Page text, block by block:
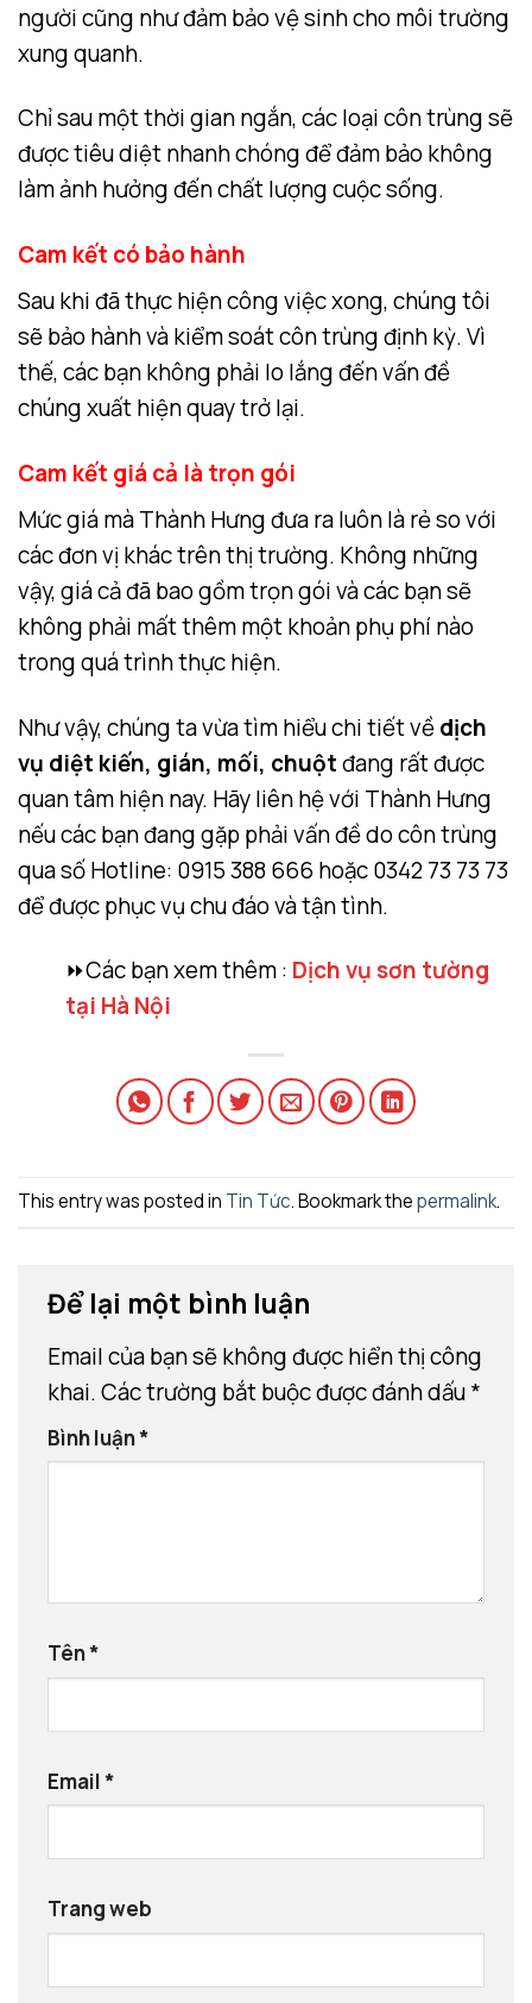
người cũng như đảm bảo vệ sinh cho môi trường
xung quanh.
Chỉ sau một thời gian ngắn, các loại côn trùng sẽ
được tiêu diệt nhanh chóng để đảm bảo không
làm ảnh hưởng đến chất lượng cuộc sống.
Cam kết có bảo hành
Sau khi đã thực hiện công việc xong, chúng tôi
sẽ bảo hành và kiểm soát côn trùng định kỳ. Vì
thế, các bạn không phải lo lắng đến vấn đề
chúng xuất hiện quay trở lại.
Cam kết giá cả là trọn gói
Mức giá mà Thành Hưng đưa ra luôn là rẻ so với
các đơn vị khác trên thị trường. Không những
vậy, giá cả đã bao gồm trọn gói và các bạn sẽ
không phải mất thêm một khoản phụ phí nào
trong quá trình thực hiện.
Như vậy, chúng ta vừa tìm hiểu chi tiết vềdịch
vụ diệt kiến, gián, mối, chuộtđang rất được
quan tâm hiện nay. Hãy liên hệ với Thành Hưng
nếu các bạn đang gặp phải vấn đề do côn trùng
qua số Hotline: 0915 388 666 hoặc 0342 73 73 73
để được phục vụ chu đáo và tận tình.
⏩Các bạn xem thêm : Dịch vụ sơn tường
tại Hà Nội
This entry was posted in Tin Tức. Bookmark thepermalink.
Để lại một bình luận
Email của bạn sẽ không được hiển thị công
khai.Các trường bắt buộc được đánh dấu*
Bình luận*
Tên*
Email*
Trang web